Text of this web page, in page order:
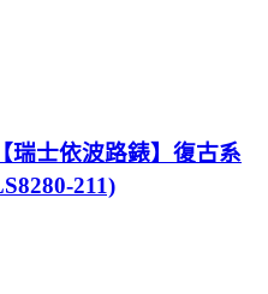
瑞士依波路錶】復古系
211)